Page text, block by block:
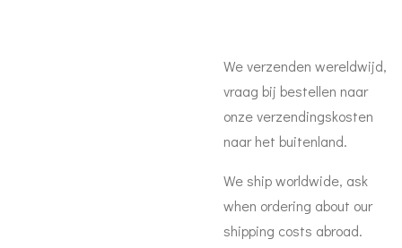
We verzenden wereldwijd,
vraag bij bestellen naar
onze verzendingskosten
naar het buitenland.
We ship worldwide, ask
when ordering about our
shipping costs abroad.